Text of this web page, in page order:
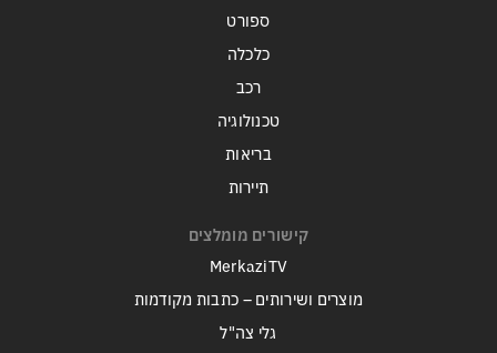
ספורט
כלכלה
רכב
טכנולוגיה
בריאות
תיירות
קישורים מומלצים
MerkaziTV
מוצרים ושירותים – כתבות מקודמות
גלי צה"ל